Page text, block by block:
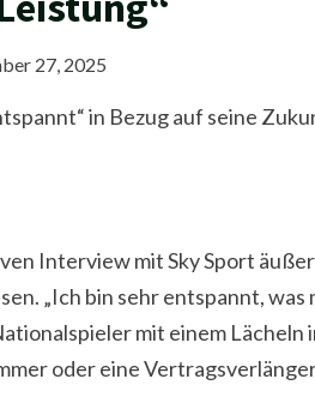
27, 2025
in Bezug auf seine
Interview mit Sky Sport
„Ich bin sehr entspannt,
mit einem
oder eine